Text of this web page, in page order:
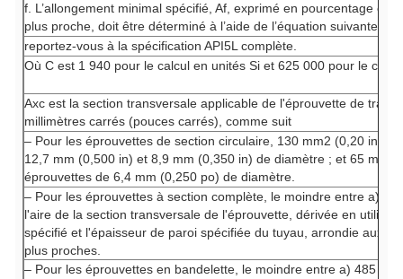
f. L’allongement minimal spécifié, Af, exprimé en pourcentage et
plus proche, doit être déterminé à l’aide de l’équation suivante :
reportez-vous à la spécification API5L complète.
Où C est 1 940 pour le calcul en unités Si et 625 000 pour le
Axc est la section transversale applicable de l'éprouvette de
millimètres carrés (pouces carrés), comme suit
– Pour les éprouvettes de section circulaire, 130 mm2 (0,20 in2)
12,7 mm (0,500 in) et 8,9 mm (0,350 in) de diamètre ; et 65 mm2
éprouvettes de 6,4 mm (0,250 po) de diamètre.
– Pour les éprouvettes à section complète, le moindre entre a)
l'aire de la section transversale de l'éprouvette, dérivée en
spécifié et l'épaisseur de paroi spécifiée du tuyau, arrondie aux
plus proches.
– Pour les éprouvettes en bandelette, le moindre entre a) 485